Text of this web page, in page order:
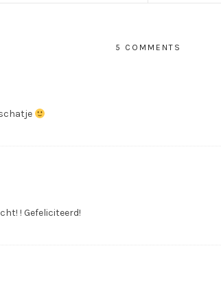
5 COMMENTS
! Gefeliciteerd!